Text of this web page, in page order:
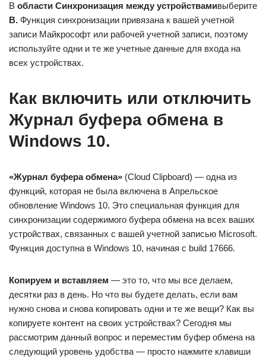
В области Синхронизация между устройствамивыберите
В. Функция синхронизации привязана к вашей учетной
записи Майкрософт или рабочей учетной записи, поэтому
используйте одни и те же учетные данные для входа на
всех устройствах.
Как включить или отключить
Журнал буфера обмена в
Windows 10.
«Журнал буфера обмена» (Cloud Clipboard) — одна из
функций, которая не была включена в Апрельское
обновление Windows 10. Это специальная функция для
синхронизации содержимого буфера обмена на всех ваших
устройствах, связанных с вашей учетной записью Microsoft.
Функция доступна в Windows 10, начиная с build 17666.
Копируем и вставляем — это то, что мы все делаем,
десятки раз в день. Но что вы будете делать, если вам
нужно снова и снова копировать одни и те же вещи? Как вы
копируете контент на своих устройствах? Сегодня мы
рассмотрим данный вопрос и переместим буфер обмена на
следующий уровень удобства — просто нажмите клавиши